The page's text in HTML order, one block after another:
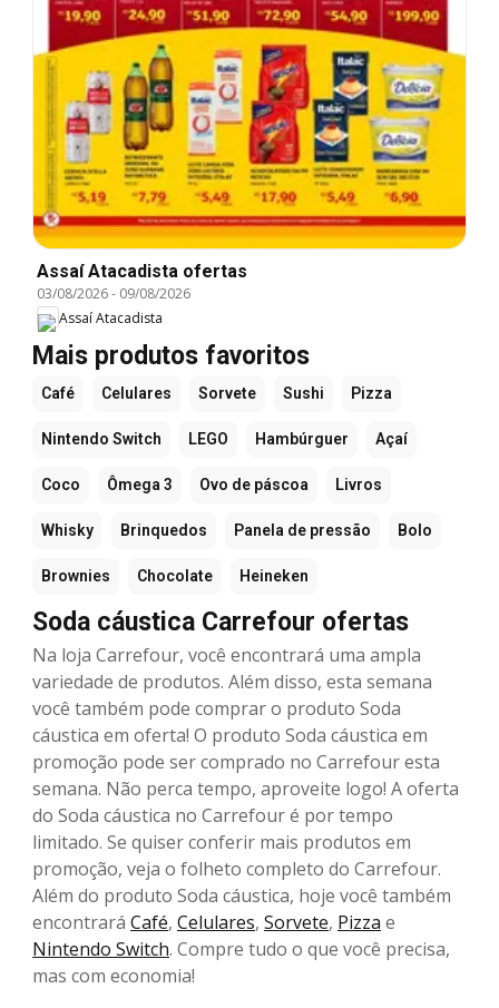
Assaí Atacadista ofertas
03/08/2026- 09/08/2026
Assaí Atacadista
Mais produtos favoritos
Café Celulares Sorvete Sushi Pizza
Nintendo Switch LEGO Hambúrguer Açaí
Coco Ômega 3 Ovo de páscoa Livros
Whisky Brinquedos Panela de pressão Bolo
Brownies Chocolate Heineken
Soda cáustica Carrefour ofertas
Na loja Carrefour, você encontrará uma ampla
variedade de produtos. Além disso, esta semana
você também pode comprar o produto Soda
cáustica em oferta! O produto Soda cáustica em
promoção pode ser comprado no Carrefour esta
semana. Não perca tempo, aproveite logo! A oferta
do Soda cáustica no Carrefour é por tempo
limitado. Se quiser conferir mais produtos em
promoção, veja o folheto completo do Carrefour.
Além do produto Soda cáustica, hoje você também
encontrará Café, Celulares, Sorvete, Pizza e
Nintendo Switch. Compre tudo o que você precisa,
mas com economia!